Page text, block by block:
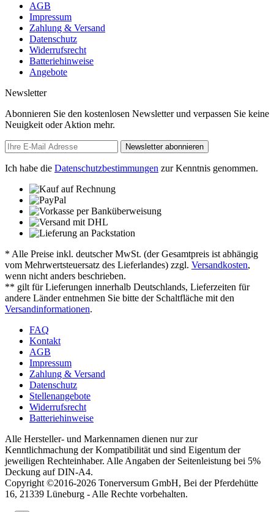
AGB
Impressum
Zahlung & Versand
Datenschutz
Widerrufsrecht
Batteriehinweise
Angebote
Newsletter
Abonnieren Sie den kostenlosen Newsletter und verpassen Sie keine
Neuigkeit oder Aktion mehr.
Newsletter abonnieren
Ich habe die Datenschutzbestimmungen zur Kenntnis genommen.
* Alle Preise inkl. deutscher MwSt. (der Gesamtpreis ist abhängig
vom Mehrwertsteuersatz des Lieferlandes) zzgl. Versandkosten,
wenn nicht anders beschrieben.
** gilt für Lieferungen innerhalb Deutschlands, Lieferzeiten für
andere Länder entnehmen Sie bitte der Schaltfläche mit den
Versandinformationen.
FAQ
Kontakt
AGB
Impressum
Zahlung & Versand
Datenschutz
Stellenangebote
Widerrufsrecht
Batteriehinweise
Alle Hersteller- und Markennamen dienen nur zur
Kenntlichmachung der Kompatibilität und sind Eigentum der
jeweiligen Rechteinhaber. Alle Angaben der Seitenleistung bei 5%
Deckung auf DIN-A4.
Copyright ©2016-2026 Tonerversum GmbH, Bei der Pferdehütte
16, 21339 Lüneburg - Alle Rechte vorbehalten.